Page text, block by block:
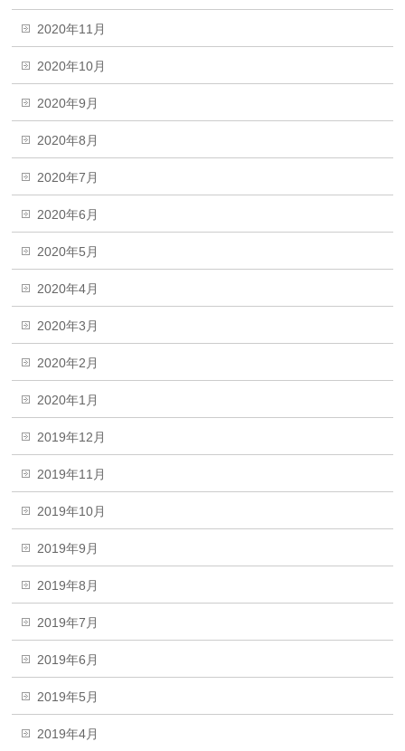
2020年11月
2020年10月
2020年9月
2020年8月
2020年7月
2020年6月
2020年5月
2020年4月
2020年3月
2020年2月
2020年1月
2019年12月
2019年11月
2019年10月
2019年9月
2019年8月
2019年7月
2019年6月
2019年5月
2019年4月